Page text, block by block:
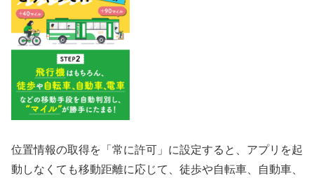
位置情報の取得を「常に許可」に設定すると、アプリを起
動しなくても移動距離に応じて、徒歩や自転車、自動車、